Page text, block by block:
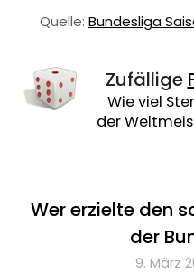
Quelle: Bundesliga
Zufällige
Wie viel
der
Wer erzielte den
der
9. März